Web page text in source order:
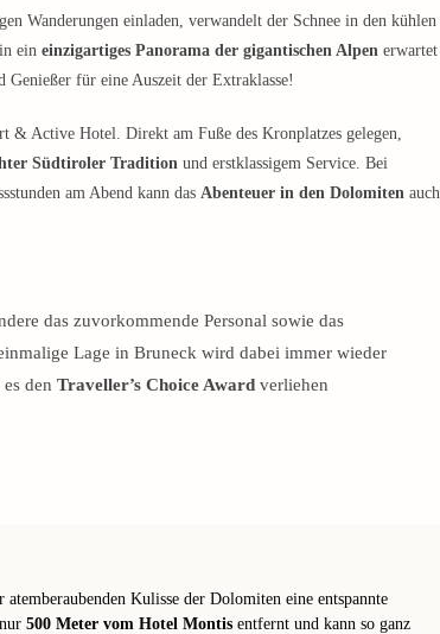
Wanderungen einladen, verwandelt der Schnee in den kühlen
ein einzigartiges Panorama der gigantischen Alpen erwartet
für eine Auszeit der Extraklasse!
& Active Hotel. Direkt am Fuße des Kronplatzes gelegen,
Südtiroler Tradition und erstklassigem Service. Bei
am Abend kann das Abenteuer in den Dolomiten auch
das zuvorkommende Personal sowie das
Lage in Bruneck wird dabei immer wieder
den Traveller’s Choice Award verliehen
Kulisse der Dolomiten eine entspannte
500 Meter vom Hotel Montis entfernt und kann so ganz